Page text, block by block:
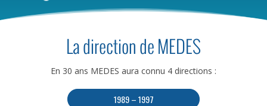
La direction de MEDES
En 30 ans MEDES aura connu 4 directions :
1989 – 1997